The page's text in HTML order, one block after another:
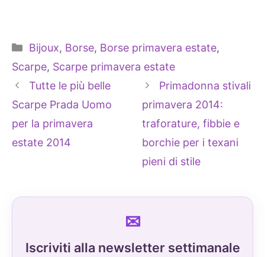
Categorie
Bijoux, Borse, Borse primavera estate,
Scarpe, Scarpe primavera estate
Tutte le più belle
Scarpe Prada Uomo
per la primavera
estate 2014
Primadonna stivali
primavera 2014:
traforature, fibbie e
borchie per i texani
pieni di stile
Iscriviti alla newsletter settimanale